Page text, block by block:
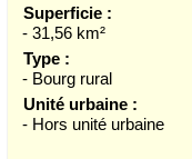
Superficie :
- 31,56 km²
Type :
- Bourg rural
Unité urbaine :
- Hors unité urbaine